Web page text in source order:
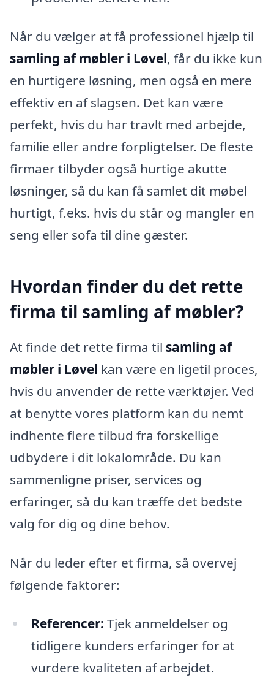
Når du vælger at få professionel hjælp til
samling af møbler i Løvel, får du ikke kun
en hurtigere løsning, men også en mere
effektiv en af slagsen. Det kan være
perfekt, hvis du har travlt med arbejde,
familie eller andre forpligtelser. De fleste
firmaer tilbyder også hurtige akutte
løsninger, så du kan få samlet dit møbel
hurtigt, f.eks. hvis du står og mangler en
seng eller sofa til dine gæster.
Hvordan finder du det rette
firma til samling af møbler?
At finde det rette firma til samling af
møbler i Løvel kan være en ligetil proces,
hvis du anvender de rette værktøjer. Ved
at benytte vores platform kan du nemt
indhente flere tilbud fra forskellige
udbydere i dit lokalområde. Du kan
sammenligne priser, services og
erfaringer, så du kan træffe det bedste
valg for dig og dine behov.
Når du leder efter et firma, så overvej
følgende faktorer:
Referencer: Tjek anmeldelser og
tidligere kunders erfaringer for at
vurdere kvaliteten af arbejdet.